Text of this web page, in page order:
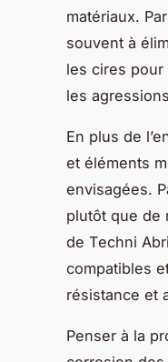
matériaux.
souvent à
les cires
les
En plus de
et éléments
envisagées.
plutôt que de
de Techni
compatibles
résistance et
Penser à la